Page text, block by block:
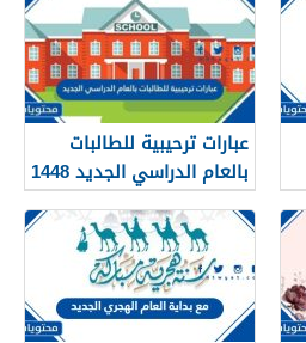
عبارات ترحيبية للطالبات
بالعام الدراسي الجديد 1448
بالصور